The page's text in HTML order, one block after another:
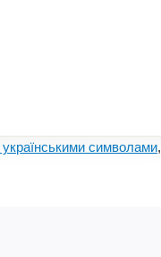
українськими символами,